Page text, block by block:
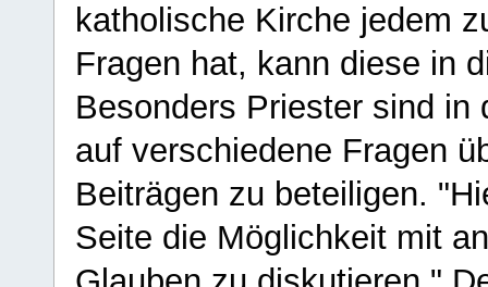
katholische Kirche jedem
Fragen hat, kann diese in
Besonders Priester sind in
auf verschiedene Fragen
Beiträgen zu beteiligen.
Seite die Möglichkeit mit